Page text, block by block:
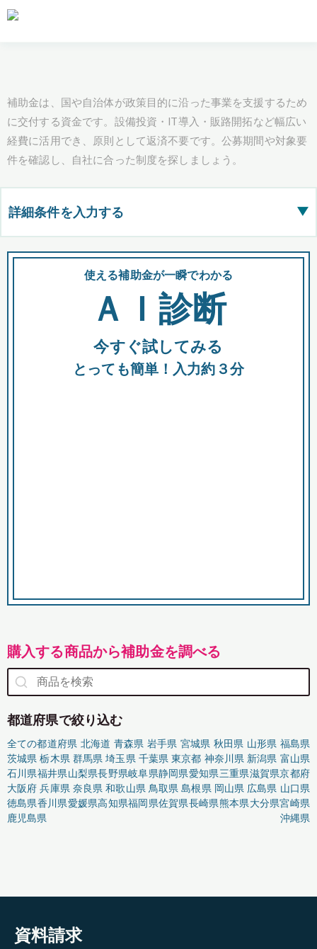
補助金は、国や自治体が政策目的に沿った事業を支援するため
に交付する資金です。設備投資・IT導入・販路開拓など幅広い
経費に活用でき、原則として返済不要です。公募期間や対象要
件を確認し、自社に合った制度を探しましょう。
詳細条件を入力する ▶
都道府県
全国の検索結果を含めて表示
助成金 融資 出資
使える補助金が一瞬でわかる
ＡＩ診断
今すぐ試してみる
とっても簡単！入力約３分
購入する商品から補助金を調べる
都道府県で絞り込む
全ての都道府県 北海道 青森県 岩手県 宮城県 秋田県 山形県 福島県
茨城県 栃木県 群馬県 埼玉県 千葉県 東京都 神奈川県 新潟県 富山県
石川県福井県山梨県長野県岐阜県静岡県愛知県三重県滋賀県京都府
大阪府 兵庫県 奈良県 和歌山県 鳥取県 島根県 岡山県 広島県 山口県
徳島県香川県愛媛県高知県福岡県佐賀県長崎県熊本県大分県宮崎県
鹿児島県
沖縄県
資料請求